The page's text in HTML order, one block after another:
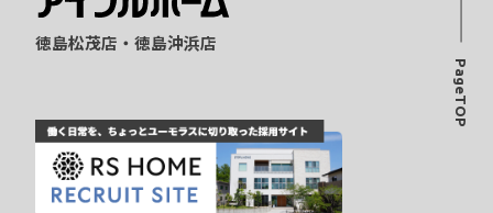
徳島松茂店・徳島沖浜店
PageTOP